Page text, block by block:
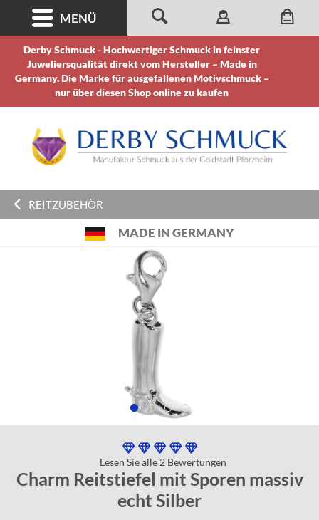
Derby Schmuck - Hochwertiger Schmuck in feinster
Juweliersqualität direkt vom Hersteller – Made in
Germany. Die Marke für ausgefallenen Motivschmuck –
nur über diesen Shop online zu kaufen
MENÜ
REITZUBEHÖR
MADE IN GERMANY
Lesen Sie alle 2 Bewertungen
Charm Reitstiefel mit Sporen massiv
echt Silber